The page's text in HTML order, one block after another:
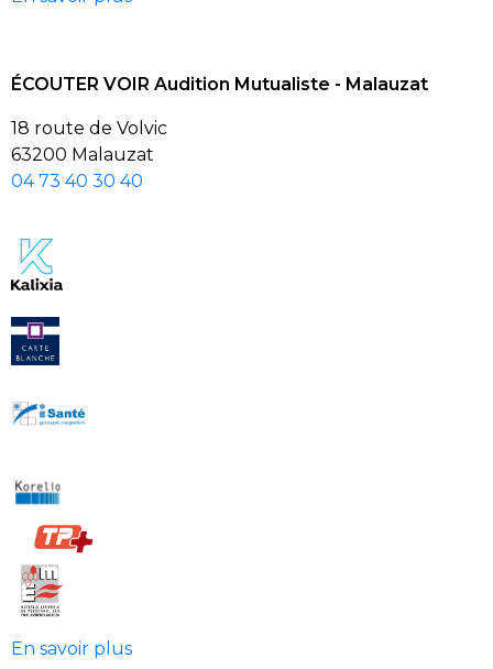
ÉCOUTER VOIR Audition Mutualiste - Malauzat
18 route de Volvic
63200 Malauzat
04 73 40 30 40
En savoir plus